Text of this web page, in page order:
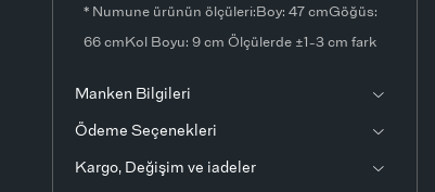
* Numune ürünün ölçüleri:Boy: 47 cmGöğüs:
66 cmKol Boyu: 9 cm Ölçülerde ±1-3 cm fark
* Ürün fotoğrafları stüdyo ortamında
çekilmiştir. Işık ve ekran ayarlarından dolayı
renklerde ton farklılıkları görülebilir.
Manken Bilgileri
Ödeme Seçenekleri
Kargo, Değişim ve iadeler